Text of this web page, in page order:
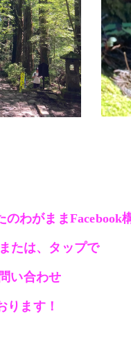
のわがまま
たは、タップで
い合わせ
ります！